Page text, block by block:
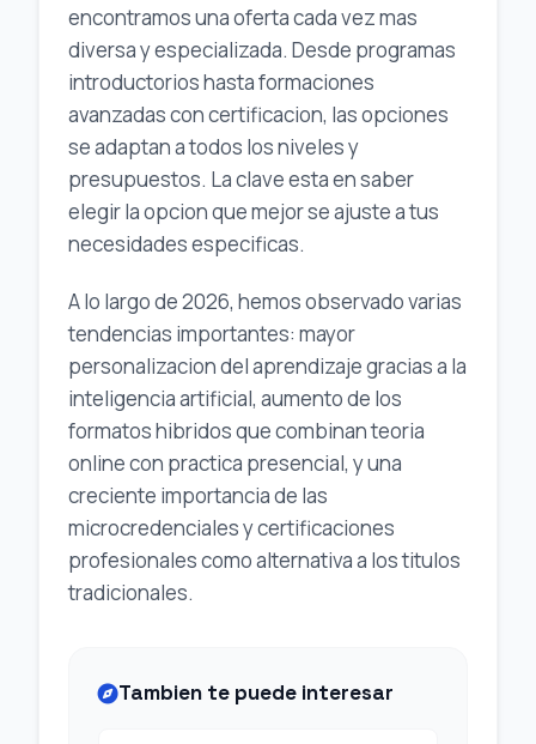
encontramos una oferta cada vez mas
diversa y especializada. Desde programas
introductorios hasta formaciones
avanzadas con certificacion, las opciones
se adaptan a todos los niveles y
presupuestos. La clave esta en saber
elegir la opcion que mejor se ajuste a tus
necesidades especificas.
A lo largo de 2026, hemos observado varias
tendencias importantes: mayor
personalizacion del aprendizaje gracias a la
inteligencia artificial, aumento de los
formatos hibridos que combinan teoria
online con practica presencial, y una
creciente importancia de las
microcredenciales y certificaciones
profesionales como alternativa a los titulos
tradicionales.
Tambien te puede interesar